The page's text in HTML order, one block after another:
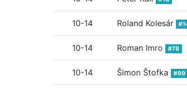
10-14 Roland Kolesár
10-14 Roman Imro #78
10-14 Šimon Štofka #99